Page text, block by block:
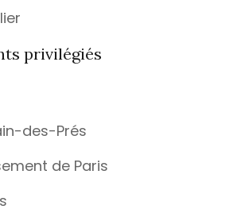
privilégiés
des-Prés
de Paris